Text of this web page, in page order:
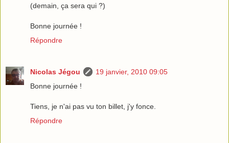
(demain, ça sera qui ?)
Bonne journée !
Répondre
Nicolas Jégou
19 janvier, 2010 09:05
Bonne journée !
Tiens, je n'ai pas vu ton billet, j'y fonce.
Répondre